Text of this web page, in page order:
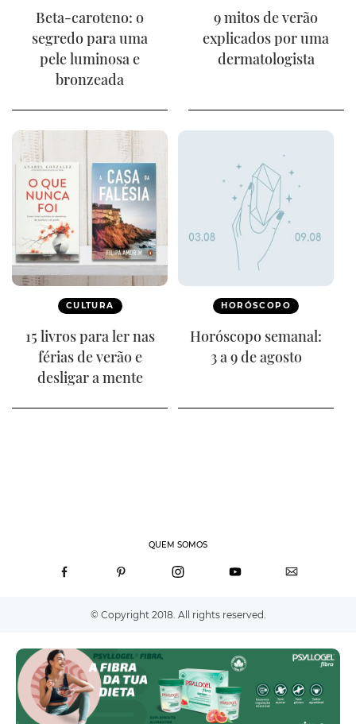
Beta-caroteno: o
segredo para uma
pele luminosa e
bronzeada
9 mitos de verão
explicados por uma
dermatologista
CULTURA
15 livros para ler nas
férias de verão e
desligar a mente
HORÓSCOPO
Horóscopo semanal:
3 a 9 de agosto
QUEM SOMOS
© Copyright 2018. All rights reserved.